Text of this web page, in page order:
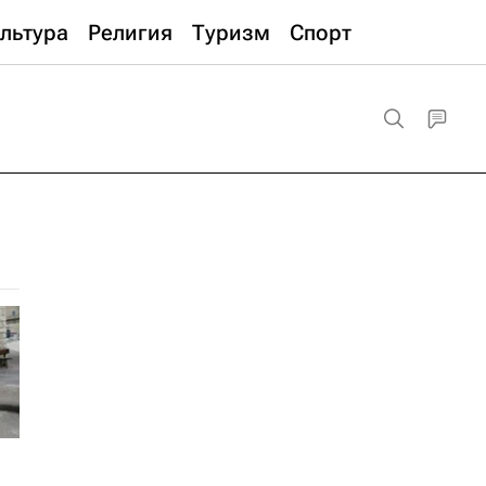
Религия Туризм Спорт